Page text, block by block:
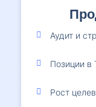
Аудит и
Позиции в
Рост